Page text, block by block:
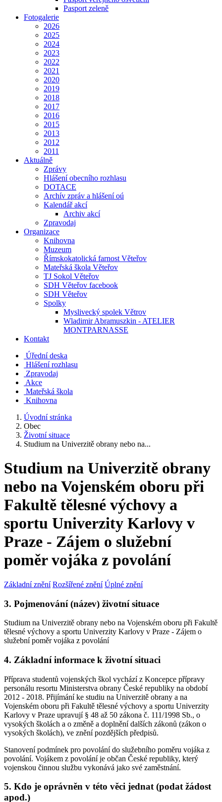
Pasport zeleně
Fotogalerie
2026
2025
2024
2023
2022
2021
2020
2019
2018
2017
2016
2015
2013
2012
2011
Aktuálně
Zprávy
Hlášení obecního rozhlasu
DOTACE
Archív zpráv a hlášení oú
Kalendář akcí
Archiv akcí
Zpravodaj
Organizace
Knihovna
Muzeum
Římskokatolická farnost Věteřov
Mateřská škola Věteřov
TJ Sokol Věteřov
SDH Věteřov facebook
SDH Věteřov
Spolky
Myslivecký spolek Větrov
Wladimir Abramuszkin - ATELIER
MONTPARNASSE
Kontakt
Úřední deska
Hlášení rozhlasu
Zpravodaj
Akce
Mateřská škola
Knihovna
Úvodní stránka
Obec
Životní situace
Studium na Univerzitě obrany nebo na...
Studium na Univerzitě obrany
nebo na Vojenském oboru při
Fakultě tělesné výchovy a
sportu Univerzity Karlovy v
Praze - Zájem o služební
poměr vojáka z povolání
Základní znění Rozšířené znění Úplné znění
3. Pojmenování (název) životní situace
Studium na Univerzitě obrany nebo na Vojenském oboru při Fakultě
tělesné výchovy a sportu Univerzity Karlovy v Praze - Zájem o
služební poměr vojáka z povolání
4. Základní informace k životní situaci
Příprava studentů vojenských škol vychází z Koncepce přípravy
personálu resortu Ministerstva obrany České republiky na období
2012 - 2018. Přijímání ke studiu na Univerzitě obrany a na
Vojenském oboru při Fakultě tělesné výchovy a sportu Univerzity
Karlovy v Praze upravují § 48 až 50 zákona č. 111/1998 Sb., o
vysokých školách a o změně a doplnění dalších zákonů (zákon o
vysokých školách), ve znění pozdějších předpisů.
Stanovení podmínek pro povolání do služebního poměru vojáka z
povolání. Vojákem z povolání je občan České republiky, který
vojenskou činnou službu vykonává jako své zaměstnání.
5. Kdo je oprávněn v této věci jednat (podat žádost
apod.)